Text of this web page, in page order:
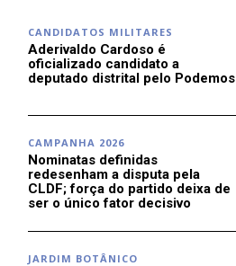
CANDIDATOS MILITARES
Aderivaldo Cardoso é
oficializado candidato a
deputado distrital pelo Podemos
CAMPANHA 2026
Nominatas definidas
redesenham a disputa pela
CLDF; força do partido deixa de
ser o único fator decisivo
JARDIM BOTÂNICO